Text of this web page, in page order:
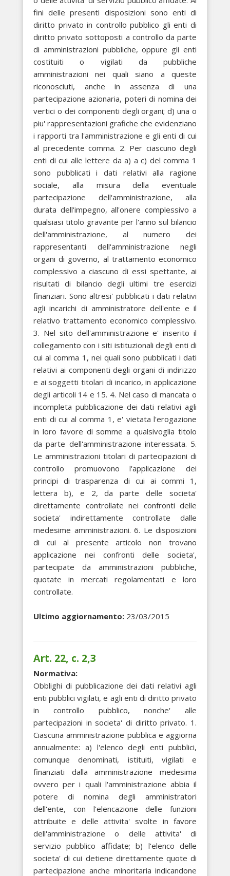
fini delle presenti disposizioni sono enti di
diritto privato in controllo pubblico gli enti di
diritto privato sottoposti a controllo da parte
di amministrazioni pubbliche, oppure gli enti
costituiti o vigilati da pubbliche
amministrazioni nei quali siano a queste
riconosciuti, anche in assenza di una
partecipazione azionaria, poteri di nomina dei
vertici o dei componenti degli organi; d) una o
piu' rappresentazioni grafiche che evidenziano
i rapporti tra l'amministrazione e gli enti di cui
al precedente comma. 2. Per ciascuno degli
enti di cui alle lettere da a) a c) del comma 1
sono pubblicati i dati relativi alla ragione
sociale, alla misura della eventuale
partecipazione dell'amministrazione, alla
durata dell'impegno, all'onere complessivo a
qualsiasi titolo gravante per l'anno sul bilancio
dell'amministrazione, al numero dei
rappresentanti dell'amministrazione negli
organi di governo, al trattamento economico
complessivo a ciascuno di essi spettante, ai
risultati di bilancio degli ultimi tre esercizi
finanziari. Sono altresi' pubblicati i dati relativi
agli incarichi di amministratore dell'ente e il
relativo trattamento economico complessivo.
3. Nel sito dell'amministrazione e' inserito il
collegamento con i siti istituzionali degli enti di
cui al comma 1, nei quali sono pubblicati i dati
relativi ai componenti degli organi di indirizzo
e ai soggetti titolari di incarico, in applicazione
degli articoli 14 e 15. 4. Nel caso di mancata o
incompleta pubblicazione dei dati relativi agli
enti di cui al comma 1, e' vietata l'erogazione
in loro favore di somme a qualsivoglia titolo
da parte dell'amministrazione interessata. 5.
Le amministrazioni titolari di partecipazioni di
controllo promuovono l'applicazione dei
principi di trasparenza di cui ai commi 1,
lettera b), e 2, da parte delle societa'
direttamente controllate nei confronti delle
societa' indirettamente controllate dalle
medesime amministrazioni. 6. Le disposizioni
di cui al presente articolo non trovano
applicazione nei confronti delle societa',
partecipate da amministrazioni pubbliche,
quotate in mercati regolamentati e loro
controllate.
Ultimo aggiornamento: 23/03/2015
Art. 22, c. 2,3
Normativa:
Obblighi di pubblicazione dei dati relativi agli
enti pubblici vigilati, e agli enti di diritto privato
in controllo pubblico, nonche' alle
partecipazioni in societa' di diritto privato. 1.
Ciascuna amministrazione pubblica e aggiorna
annualmente: a) l'elenco degli enti pubblici,
comunque denominati, istituiti, vigilati e
finanziati dalla amministrazione medesima
ovvero per i quali l'amministrazione abbia il
potere di nomina degli amministratori
dell'ente, con l'elencazione delle funzioni
attribuite e delle attivita' svolte in favore
dell'amministrazione o delle attivita' di
servizio pubblico affidate; b) l'elenco delle
societa' di cui detiene direttamente quote di
partecipazione anche minoritaria indicandone